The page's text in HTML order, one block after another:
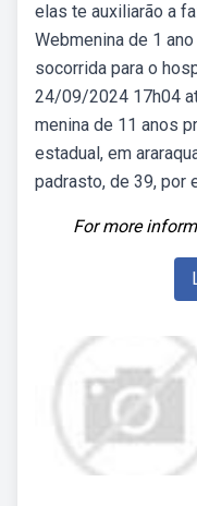
elas te auxiliarão a
Webmenina de 1
socorrida para o
24/09/2024 17h04
menina de 11 anos
estadual, em
padrasto, de 39, por
For more